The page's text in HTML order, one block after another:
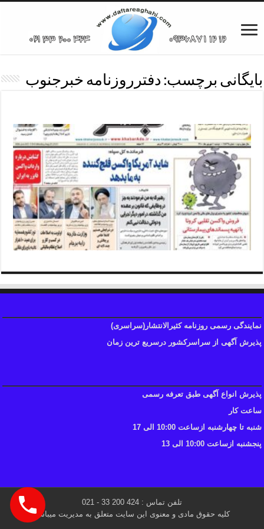
بایگانی برچسب: دفترروزنامه خبرجنوب
نمایندگی رسمی روزنامه کثیرالانتشار(سراسری)
پذیرش آگهی از سراسرکشور درسریع ترین زمان
پذیرش انواع آگهی طبق تعرفه رسمی
ساعت کار
شنبه تا چهارشنبه ازساعت 10:00 الی 17
پنجشنبه ازساعت 10:00 الی 13
تلفن تماس : 424 200 33 - 021
کلیه حقوق مادی و معنوی این سایت متعلق به مدیریت میباشد